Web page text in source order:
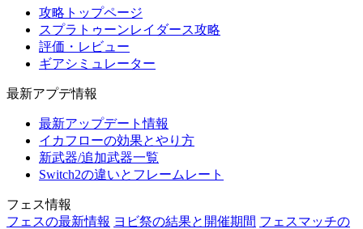
攻略トップページ
スプラトゥーンレイダース攻略
評価・レビュー
ギアシミュレーター
最新アプデ情報
最新アップデート情報
イカフローの効果とやり方
新武器/追加武器一覧
Switch2の違いとフレームレート
フェス情報
フェスの最新情報 ヨビ祭の結果と開催期間 フェスマッチの